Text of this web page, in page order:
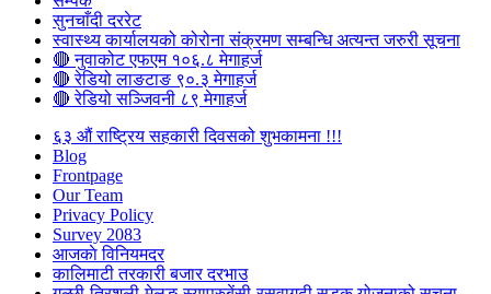
सुनचाँदी दररेट
स्वास्थ्य कार्यालयको कोरोना संक्रमण सम्बन्धि अत्यन्त जरुरी सूचना
🔴 नुवाकोट एफएम १०६.८ मेगाहर्ज
🔴 रेडियो लाङटाङ ९०.३ मेगाहर्ज
🔴 रेडियो सञ्जिवनी ८९ मेगाहर्ज
६३ औं राष्ट्रिय सहकारी दिवसको शुभकामना !!!
Blog
Frontpage
Our Team
Privacy Policy
Survey 2083
आजकाे विनियमदर
कालिमाटी तरकारी बजार दरभाउ